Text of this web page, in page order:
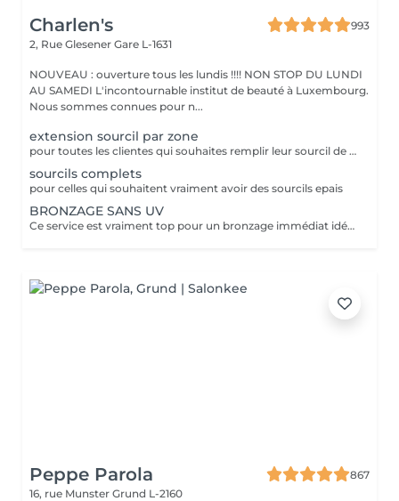
Charlen's
993
2, Rue Glesener Gare L-1631
NOUVEAU : ouverture tous les lundis !!!! NON STOP DU LUNDI
AU SAMEDI L'incontournable institut de beauté à Luxembourg.
Nous sommes connues pour n...
extension sourcil par zone
pour toutes les clientes qui souhaites remplir leur sourcil de facon temporaire et naturel cette prestation est faites pour vous
sourcils complets
pour celles qui souhaitent vraiment avoir des sourcils epais
BRONZAGE SANS UV
Ce service est vraiment top pour un bronzage immédiat idéal avant vos vacances ou avant une soirée ;) Nous vous conseillons de faire un gommage la veille du soin et de porter des vêtements amples noirs. Selon votre peau, cela tient environ 1 semaine à 10 Jours! AVANT Exfolier votre peau en profondeur, puis hydrater généreusement 24h avant d'appliquer votre autobronzant, en insistant bien sur les coudes, genoux, chevilles et les zones sensibles. Épiler ou raser dans les 48h avant application afin que les pores de la peau soient fermés. Des points noirs pourraient apparaître si votre peau n'est pas nette lors de l'application. Ne pas appliquer de crème hydratante, parfum, déodorant ou maquillage le jour même de l'application cela pourrait obstruer les pores de la peau et faire apparaître des points noirs. APRÈS Porter des vêtement amples de couleur foncée les vêtements près du corps ou sous-vêtements pourraient faire des marques, porter des chaussures larges. Hydrater quotidiennement votre peau les jours suivant l'application ou utiliser un autobronzant progressif pour entretenir votre bronzage et le faire durer plus longtemps. Après 5 jours, exfolier quotidiennement votre peau à l'aide d'un exfoliant doux afin d'aider votre peau à absorber plus facilement votre crème hydratante, et garder un joli bronzage. Cela permet aussi au bronzage de s'estomper progressivement et uniformément.
Peppe Parola
867
16, rue Munster Grund L-2160